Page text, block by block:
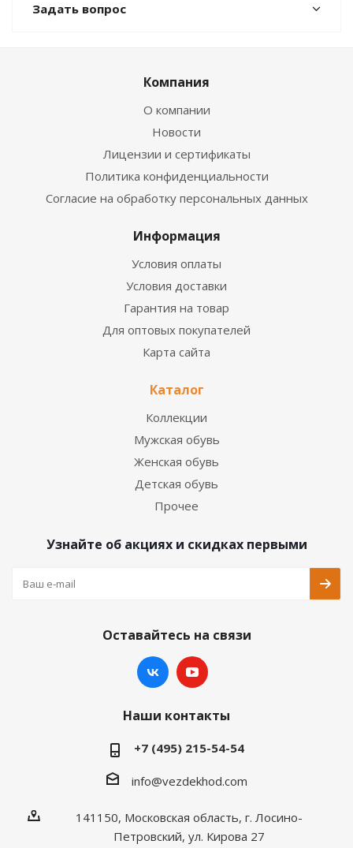
Задать вопрос
Компания
О компании
Новости
Лицензии и сертификаты
Политика конфиденциальности
Согласие на обработку персональных данных
Информация
Условия оплаты
Условия доставки
Гарантия на товар
Для оптовых покупателей
Карта сайта
Каталог
Коллекции
Мужская обувь
Женская обувь
Детская обувь
Прочее
Узнайте об акциях и скидках первыми
Оставайтесь на связи
Наши контакты
+7 (495) 215-54-54
info@vezdekhod.com
141150, Московская область, г. Лосино-
Петровский, ул. Кирова 27